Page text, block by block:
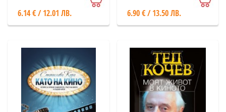
6.14 € / 12.01 ЛВ. 6.90 € / 13.50 ЛВ.